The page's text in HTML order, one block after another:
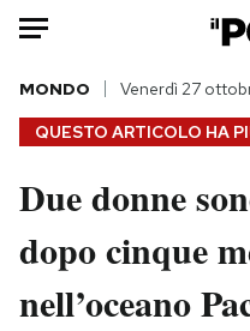
HOME
Italia
Politica
Tecnologia
QUESTO ARTICOLO HA
MONDO Venerdì 27
Due donne
dopo cinque
nell’oceano